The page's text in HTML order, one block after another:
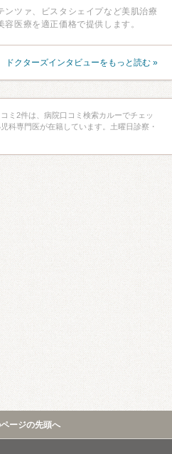
ンツァ、ビスタシェイプなど美肌治療
容医療を適正価格で提供します。
ドクターズインタビューをもっと読む »
ミ2件は、病院口コミ検索カルーでチェッ
科専門医が在籍しています。土曜日診察・
ージの先頭へ